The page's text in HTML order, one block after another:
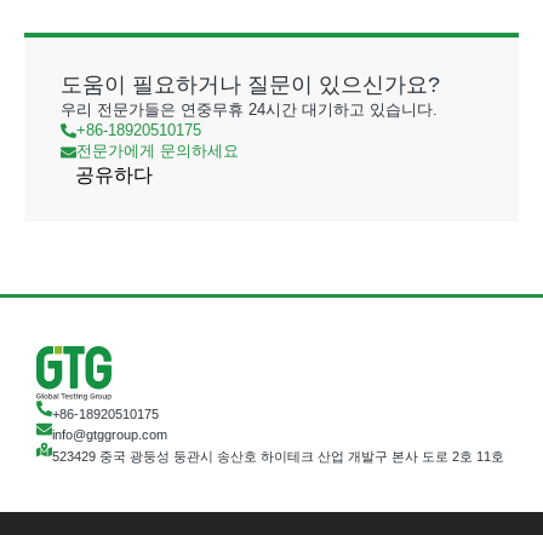
도움이 필요하거나 질문이 있으신가요?
우리 전문가들은 연중무휴 24시간 대기하고 있습니다.
+86-18920510175
전문가에게 문의하세요
공유하다
+86-18920510175
info@gtggroup.com
523429 중국 광둥성 둥관시 송산호 하이테크 산업 개발구 본사 도로 2호 11호